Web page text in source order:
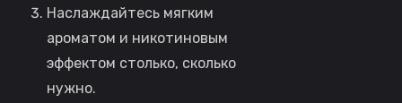
Наслаждайтесь мягким
ароматом и никотиновым
эффектом столько, сколько
нужно.